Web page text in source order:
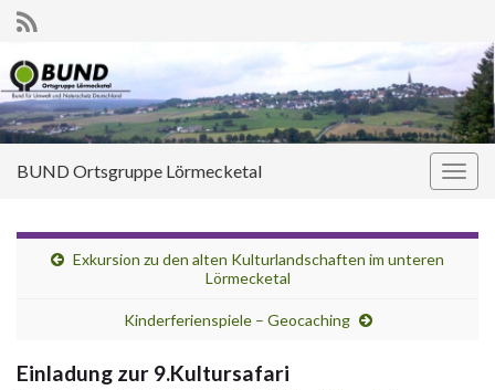
BUND Ortsgruppe Lörmecketal
Exkursion zu den alten Kulturlandschaften im unteren
Lörmecketal
Kinderferienspiele – Geocaching
Einladung zur 9.Kultursafari